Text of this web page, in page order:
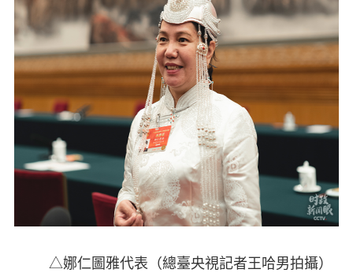
△娜仁圖雅代表（總臺央視記者王哈男拍攝）